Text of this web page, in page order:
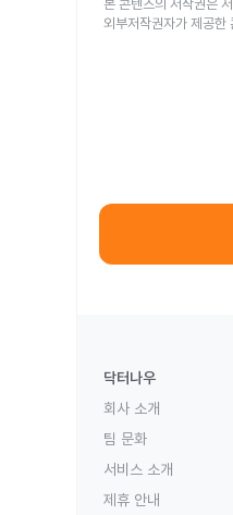
본 콘텐츠의 저작권은
외부저작권자가 제공한
닥터나우
회사 소개
팀 문화
서비스 소개
제휴 안내